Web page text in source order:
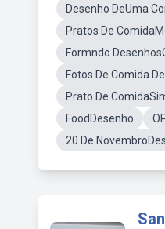
Desenho DeUma
Pratos De
Formndo
Fotos De Comida
Prato De
FoodDesenho
20 De